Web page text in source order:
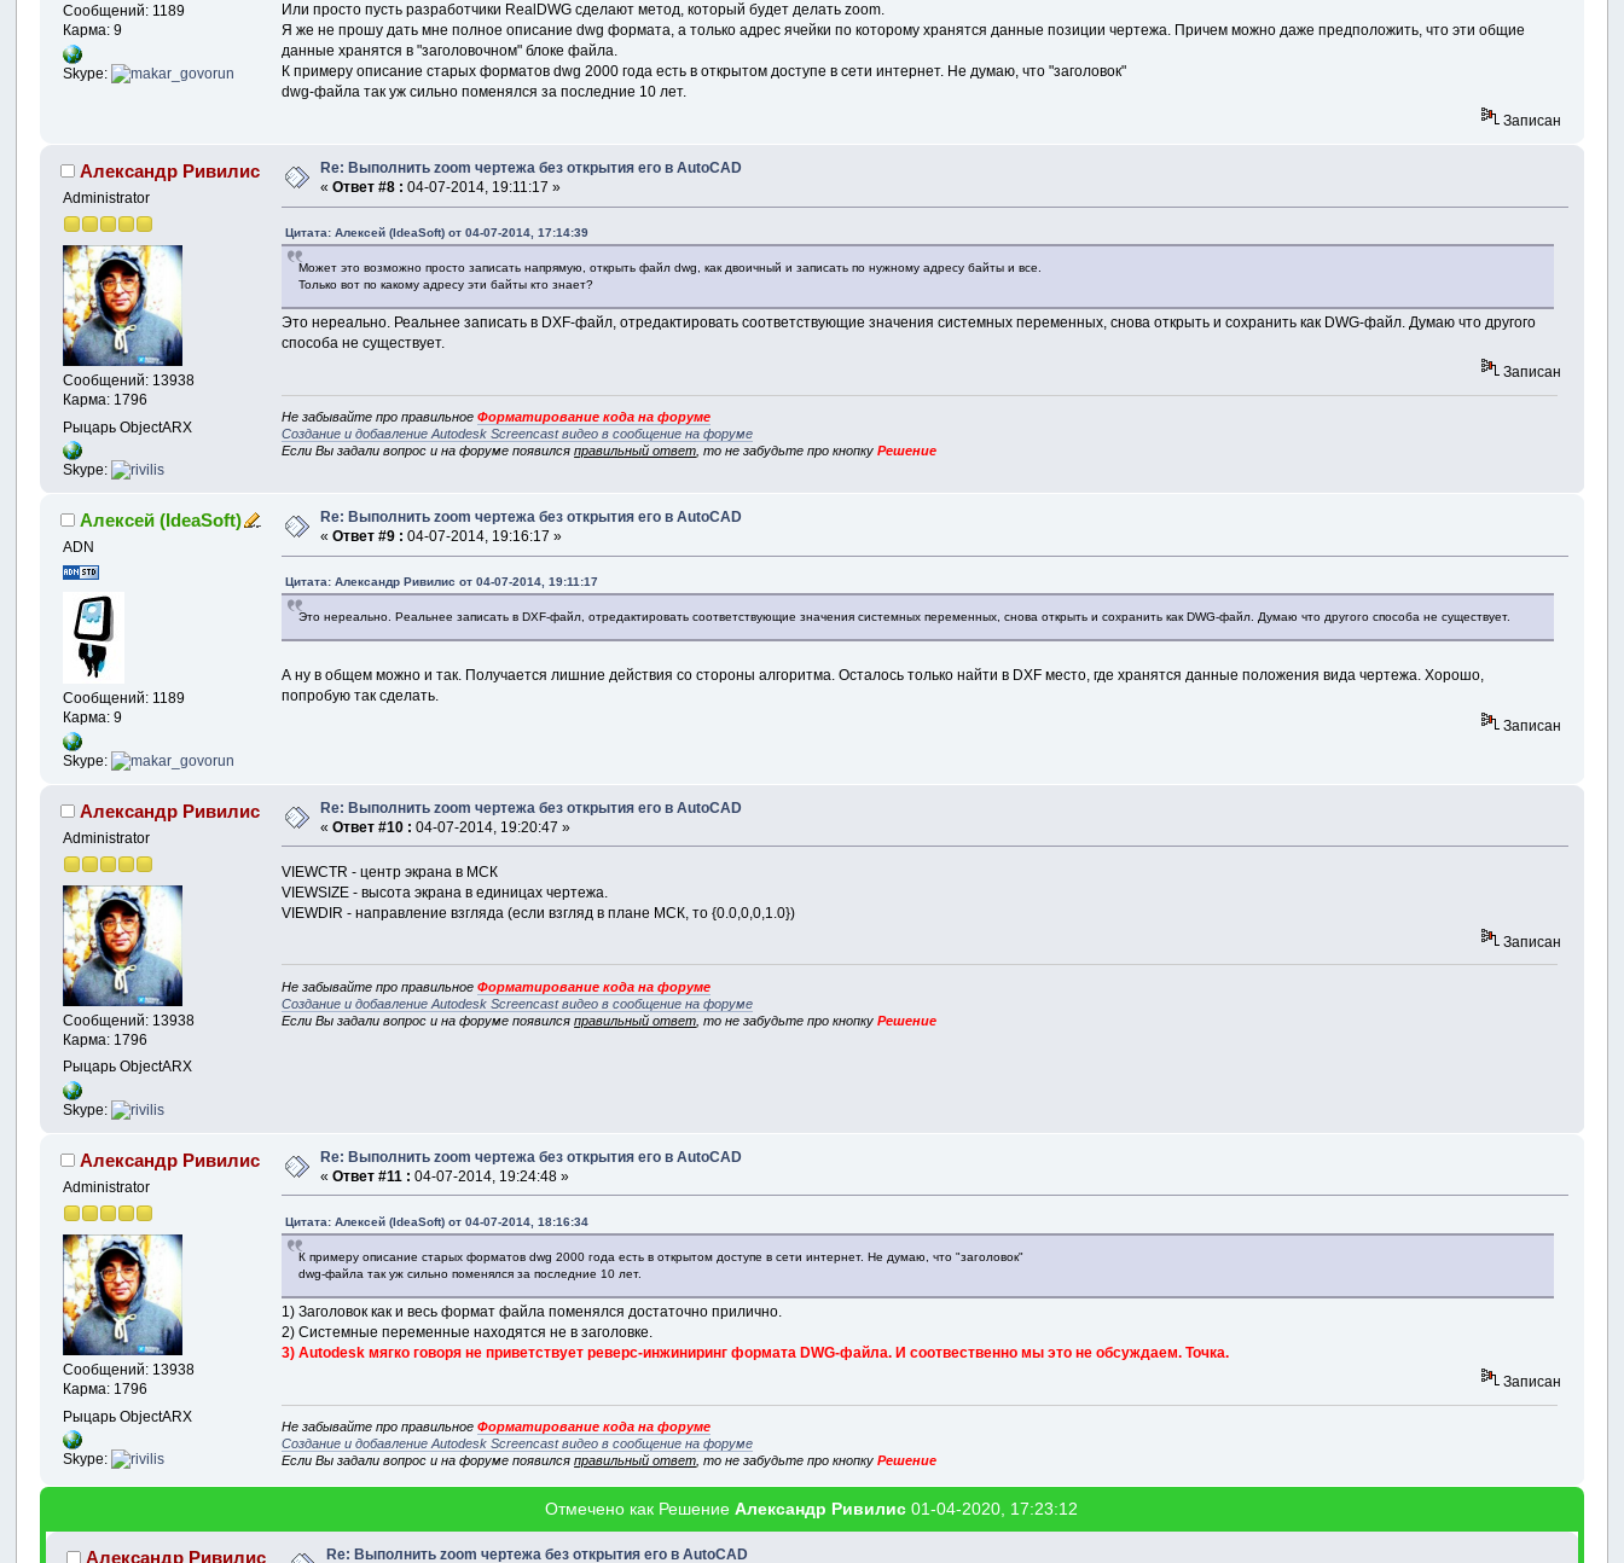
Сообщений: 1189
Карма: 9
Skype:
Или просто пусть разработчики RealDWG сделают метод, который будет делать zoom.
Я же не прошу дать мне полное описание dwg формата, а только адрес ячейки по которому хранятся данные позиции чертежа. Причем можно даже предположить, что эти общие
данные хранятся в "заголовочном" блоке файла.
К примеру описание старых форматов dwg 2000 года есть в открытом доступе в сети интернет. Не думаю, что "заголовок"
dwg-файла так уж сильно поменялся за последние 10 лет.
Записан
Александр Ривилис
Administrator
Сообщений: 13938
Карма: 1796
Рыцарь ObjectARX
Skype:
Re: Выполнить zoom чертежа без открытия его в AutoCAD
«Ответ #8 : 04-07-2014, 19:11:17 »
Цитата: Алексей (IdeaSoft) от 04-07-2014, 17:14:39
Может это возможно просто записать напрямую, открыть файл dwg, как двоичный и записать по нужному адресу байты и все.
Только вот по какому адресу эти байты кто знает?
Это нереально. Реальнее записать в DXF-файл, отредактировать соответствующие значения системных переменных, снова открыть и сохранить как DWG-файл. Думаю что другого
способа не существует.
Записан
Не забывайте про правильноеФорматирование кода на форуме
Создание и добавление Autodesk Screencast видео в сообщение на форуме
Если Вы задали вопрос и на форуме появилсяправильный ответ , то не забудьте про кнопкуРешение
Алексей (IdeaSoft)
ADN
Сообщений: 1189
Карма: 9
Skype:
Re: Выполнить zoom чертежа без открытия его в AutoCAD
«Ответ #9 : 04-07-2014, 19:16:17 »
Цитата: Александр Ривилис от 04-07-2014, 19:11:17
Это нереально. Реальнее записать в DXF-файл, отредактировать соответствующие значения системных переменных, снова открыть и сохранить как DWG-файл. Думаю что другого способа не существует.
А ну в общем можно и так. Получается лишние действия со стороны алгоритма. Осталось только найти в DXF место, где хранятся данные положения вида чертежа. Хорошо,
попробую так сделать.
Записан
Александр Ривилис
Administrator
Сообщений: 13938
Карма: 1796
Рыцарь ObjectARX
Skype:
Re: Выполнить zoom чертежа без открытия его в AutoCAD
«Ответ #10 : 04-07-2014, 19:20:47 »
VIEWCTR - центр экрана в МСК
VIEWSIZE - высота экрана в единицах чертежа.
VIEWDIR - направление взгляда (если взгляд в плане МСК, то {0.0,0,0,1.0})
Записан
Не забывайте про правильноеФорматирование кода на форуме
Создание и добавление Autodesk Screencast видео в сообщение на форуме
Если Вы задали вопрос и на форуме появилсяправильный ответ , то не забудьте про кнопкуРешение
Александр Ривилис
Administrator
Сообщений: 13938
Карма: 1796
Рыцарь ObjectARX
Skype:
Re: Выполнить zoom чертежа без открытия его в AutoCAD
«Ответ #11 : 04-07-2014, 19:24:48 »
Цитата: Алексей (IdeaSoft) от 04-07-2014, 18:16:34
К примеру описание старых форматов dwg 2000 года есть в открытом доступе в сети интернет. Не думаю, что "заголовок"
dwg-файла так уж сильно поменялся за последние 10 лет.
1) Заголовок как и весь формат файла поменялся достаточно прилично.
2) Системные переменные находятся не в заголовке.
3) Autodesk мягко говоря не приветствует реверс-инжиниринг формата DWG-файла. И соотвественно мы это не обсуждаем. Точка.
Записан
Не забывайте про правильноеФорматирование кода на форуме
Создание и добавление Autodesk Screencast видео в сообщение на форуме
Если Вы задали вопрос и на форуме появилсяправильный ответ , то не забудьте про кнопкуРешение
Отмечено как РешениеАлександр Ривилис 01-04-2020, 17:23:12
Александр Ривилис Re: Выполнить zoom чертежа без открытия его в AutoCAD